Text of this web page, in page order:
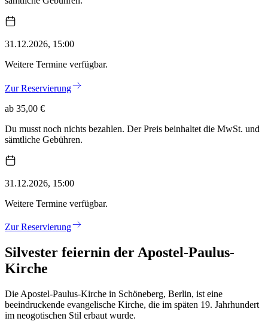
31.12.2026, 15:00
Weitere Termine verfügbar.
Zur Reservierung
ab 35,00 €
Du musst noch nichts bezahlen. Der Preis beinhaltet die MwSt. und
sämtliche Gebühren.
31.12.2026, 15:00
Weitere Termine verfügbar.
Zur Reservierung
Silvester feiernin der Apostel-Paulus-
Kirche
Die Apostel-Paulus-Kirche in Schöneberg, Berlin, ist eine
beeindruckende evangelische Kirche, die im späten 19. Jahrhundert
im neogotischen Stil erbaut wurde.